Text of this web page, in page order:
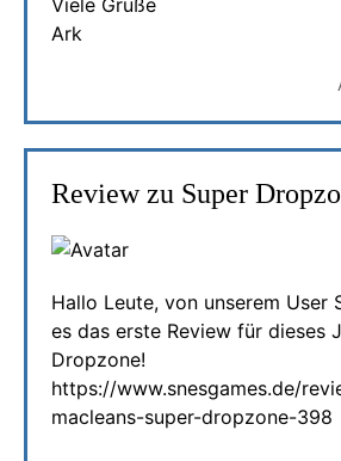
Viele Grüße
Ark
Review zu Super
Hallo Leute, von unserem User
es das erste Review für dieses
Dropzone!
https://www.snesgames.de/
macleans-super-dropzone-398